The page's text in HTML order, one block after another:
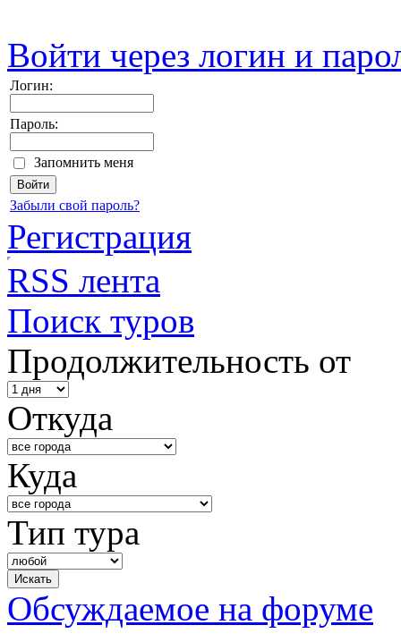
Войти через логин и
Логин:
Пароль:
Запомнить меня
Забыли свой пароль?
Регистрация
RSS лента
Поиск туров
Продолжительность от
Откуда
Куда
Тип тура
Обсуждаемое на форуме